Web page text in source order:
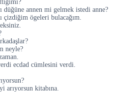
düğüne annen mi gelmek istedi anne?
çizdiğim ögeleri bulacağım.
neyle?
ecdad cümlesini verdi.
arıyorsun kitabına.